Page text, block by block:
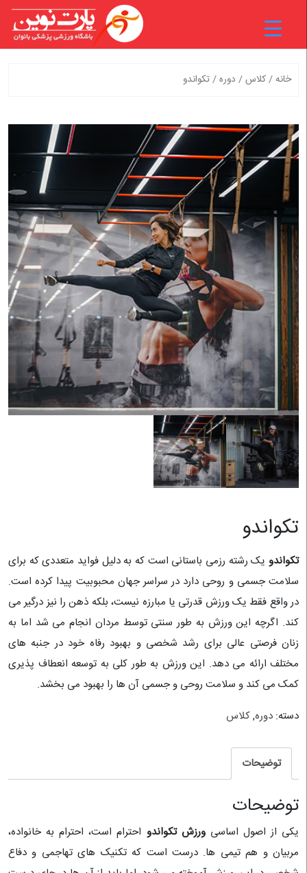
خانه/کلاس/ دوره/ تکواندو
تکواندو
تکواندو یک رشته رزمی باستانی است که به دلیل فواید متعددی که برای
سلامت جسمی و روحی دارد در سراسر جهان محبوبیت پیدا کرده است.
در واقع فقط یک ورزش قدرتی یا مبارزه نیست، بلکه ذهن را نیز درگیر می
کند. اگرچه این ورزش به طور سنتی توسط مردان انجام می شد اما به
زنان فرصتی عالی برای رشد شخصی و بهبود رفاه خود در جنبه های
مختلف ارائه می دهد. این ورزش به طور کلی به توسعه انعطاف پذیری
کمک می کند و سلامت روحی و جسمی آن ها را بهبود می بخشد.
دسته: دوره,کلاس
توضیحات
توضیحات
یکی از اصول اساسیورزش تکواندو احترام است، احترام به خانواده،
مربیان و هم تیمی ها. درست است که تکنیک های تهاجمی و دفاع